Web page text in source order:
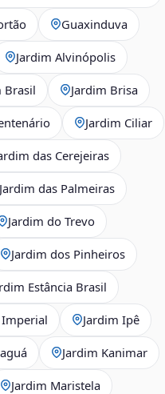
Guaxinduva
Jardim Alvinópolis
Brasil Jardim Brisa
Jardim Ciliar
das Cerejeiras
Jardim das Palmeiras
Jardim do Trevo
Jardim dos Pinheiros
Estância Brasil
Imperial Jardim Ipê
Jardim Kanimar
Jardim Maristela